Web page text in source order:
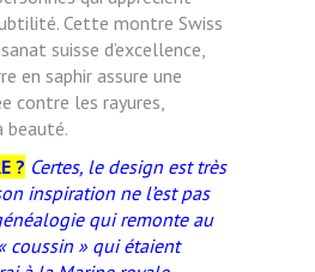
Cette montre Swiss
suisse d’excellence,
en saphir assure une
contre les rayures,
beauté.
? Certes, le design est très
inspiration ne l’est pas
qui remonte au
coussin » qui étaient